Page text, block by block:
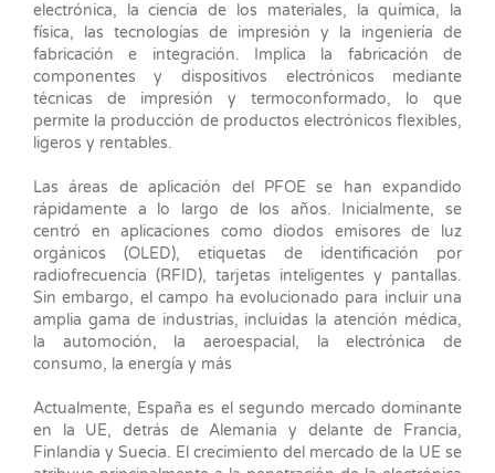
electrónica, la ciencia de los materiales, la química, la
física, las tecnologías de impresión y la ingeniería de
fabricación e integración. Implica la fabricación de
componentes y dispositivos electrónicos mediante
técnicas de impresión y termoconformado, lo que
permite la producción de productos electrónicos flexibles,
ligeros y rentables.
Las áreas de aplicación del PFOE se han expandido
rápidamente a lo largo de los años. Inicialmente, se
centró en aplicaciones como diodos emisores de luz
orgánicos (OLED), etiquetas de identificación por
radiofrecuencia (RFID), tarjetas inteligentes y pantallas.
Sin embargo, el campo ha evolucionado para incluir una
amplia gama de industrias, incluidas la atención médica,
la automoción, la aeroespacial, la electrónica de
consumo, la energía y más
Actualmente, España es el segundo mercado dominante
en la UE, detrás de Alemania y delante de Francia,
Finlandia y Suecia. El crecimiento del mercado de la UE se